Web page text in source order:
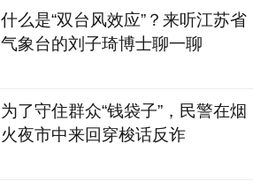
什么是“双台风效应”？来听江苏省
气象台的刘子琦博士聊一聊
为了守住群众“钱袋子”，民警在烟
火夜市中来回穿梭话反诈